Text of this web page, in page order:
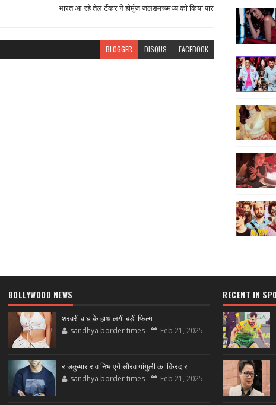
भारत आ रहे तेल टैंकर ने होर्मुज जलडमरूमध्य को किया पार
BLOGGER DISQUS FACEBOOK
BOLLYWOOD NEWS
शरवरी वाघ के हाथ लगी बड़ी फिल्म
sandhya border times Feb 21, 2025
राजकुमार राव निभाएगें सौरव गांगुली का किरदार
sandhya border times Feb 21, 2025
RECENT IN